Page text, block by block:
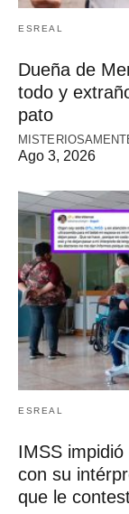
ESREAL
Dueña de
todo y
pato
Ago 3, 2026
ESREAL
IMSS
con su
que le